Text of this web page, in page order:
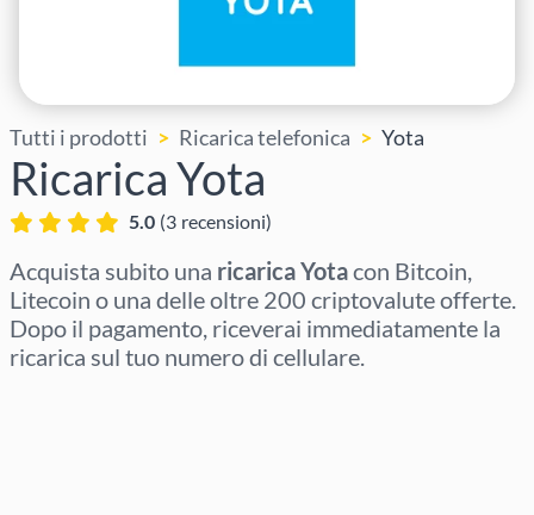
Tutti i prodotti Ricarica telefonica Yota
Ricarica Yota
5.0 (3 recensioni)
Acquista subito una ricarica Yotacon Bitcoin,
Litecoin o una delle oltre 200 criptovalute offerte.
Dopo il pagamento, riceverai immediatamente la
ricarica sul tuo numero di cellulare.